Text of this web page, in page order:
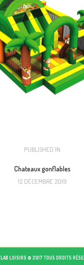
médiéval
PUBLISHED IN
Chateaux gonflables
12 DÉCEMBRE 2019
LOISIRS © 2017 TOUS DROITS